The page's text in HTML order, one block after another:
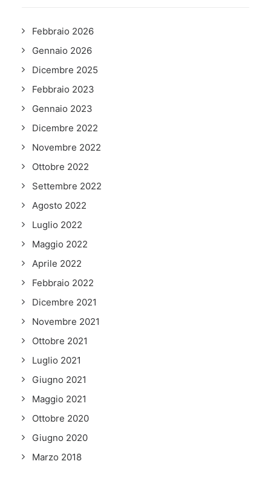
Febbraio 2026
Gennaio 2026
Dicembre 2025
Febbraio 2023
Gennaio 2023
Dicembre 2022
Novembre 2022
Ottobre 2022
Settembre 2022
Agosto 2022
Luglio 2022
Maggio 2022
Aprile 2022
Febbraio 2022
Dicembre 2021
Novembre 2021
Ottobre 2021
Luglio 2021
Giugno 2021
Maggio 2021
Ottobre 2020
Giugno 2020
Marzo 2018